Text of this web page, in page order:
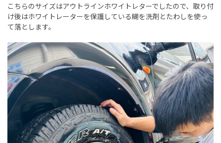
こちらのサイズはアウトラインホワイトレターでしたので、取り付
け後はホワイトレーターを保護している糊を洗剤とたわしを使っ
て落とします。